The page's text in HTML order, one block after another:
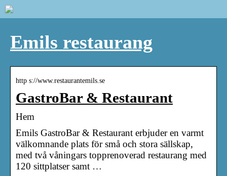
Emils restaurang
http s://www.restaurantemils.se
GastroBar & Restaurant
Hem
Emils GastroBar & Restaurant erbjuder en varmt
välkomnande plats för små och stora sällskap,
med två våningars topprenoverad restaurang med
120 sittplatser samt …